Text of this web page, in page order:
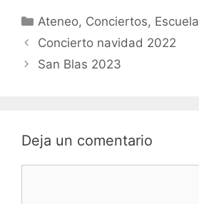
Categorías
Ateneo, Conciertos, Escuela
Concierto navidad 2022
San Blas 2023
Deja un comentario